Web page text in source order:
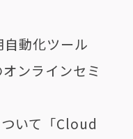
動化ツール
ンラインセミ
いて「Cloud